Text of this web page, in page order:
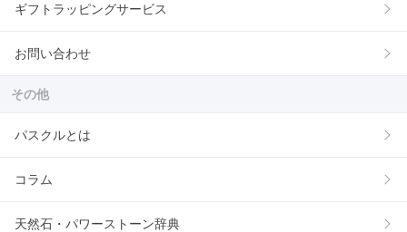
ギフトラッピングサービス
お問い合わせ
その他
パスクルとは
コラム
天然石・パワーストーン辞典